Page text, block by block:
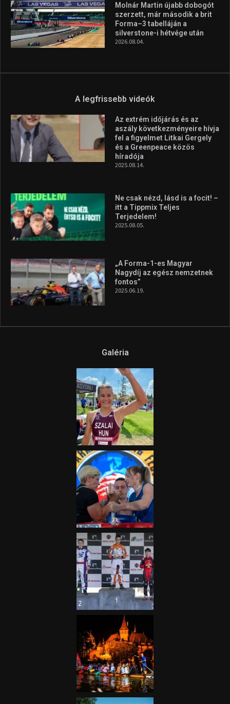
Molnár Martin újabb dobogót
szerzett, már második a brit
Forma–3 tabelláján a
silverstone-i hétvége után
2026.08.04.
A legfrissebb videók
Az extrém időjárás és az
aszály következményeire hívja
fel a figyelmet Litkai Gergely
és a Greenpeace közös
híradója
2025.08.14.
Ne csak nézd, lásd is a focit! –
itt a Tippmix Teljes
Terjedelem!
2025.08.05.
„A Forma-1-es Magyar
Nagydíj az egész nemzetnek
fontos”
2025.06.19.
Galéria